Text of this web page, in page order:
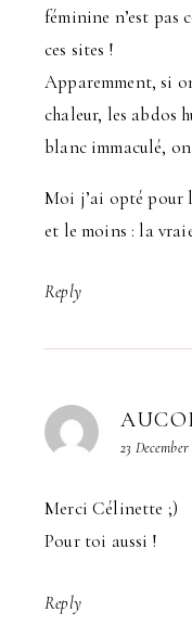
féminine n’est pas
ces sites !
Apparemment, si
chaleur, les abdos
blanc immaculé, on
Moi j’ai opté pour
et le moins : la
Reply
23
Merci Célinette ;)
Pour toi aussi !
Reply